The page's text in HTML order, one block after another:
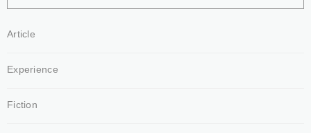
Article
Experience
Fiction